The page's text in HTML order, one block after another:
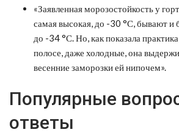
«Заявленная морозостойкость у
самая высокая, до -30 °С, бывают и
до -34 °С. Но, как показала
полосе, даже холодные, она
весенние заморозки ей нипочем».
Популярные
ответы